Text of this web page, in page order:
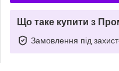
Що таке купити з
Замовлення під